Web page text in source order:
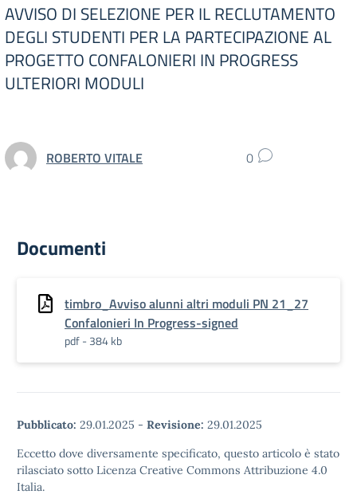
AVVISO DI SELEZIONE PER IL RECLUTAMENTO
DEGLI STUDENTI PER LA PARTECIPAZIONE AL
PROGETTO CONFALONIERI IN PROGRESS
ULTERIORI MODULI
ROBERTO VITALE 0
Documenti
timbro_Avviso alunni altri moduli PN 21_27
Confalonieri In Progress-signed
pdf - 384 kb
Pubblicato: 29.01.2025 - Revisione: 29.01.2025
Eccetto dove diversamente specificato, questo articolo è stato
rilasciato sotto Licenza Creative Commons Attribuzione 4.0
Italia.